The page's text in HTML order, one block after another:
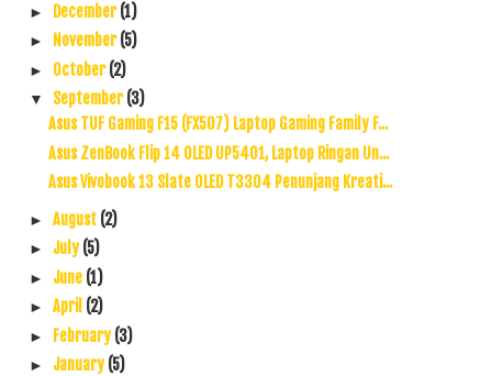
► December(1)
► November(5)
► October(2)
▼ September(3)
Asus TUF Gaming F15 (FX507) Laptop Gaming Family F...
Asus ZenBook Flip 14 OLED UP5401, Laptop Ringan Un...
Asus Vivobook 13 Slate OLED T3304 Penunjang Kreati...
► August (2)
► July (5)
► June (1)
► April (2)
► February (3)
► January (5)